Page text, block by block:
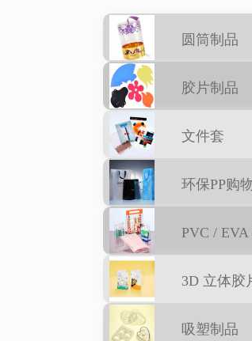
圆筒制品
胶片制品
文件套
环保PP购
PVC /
3D 立体胶
吸塑制品